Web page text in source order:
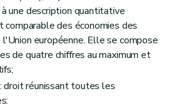
Dispositions relatives à l'octroi de prix
relatives aux biens désaffectés
applicables aux services administratifs à comptabilité autonome
une description quantitative
comparable des économies des
européenne. Elle se compose
de quatre chiffres au maximum et
droit réunissant toutes les